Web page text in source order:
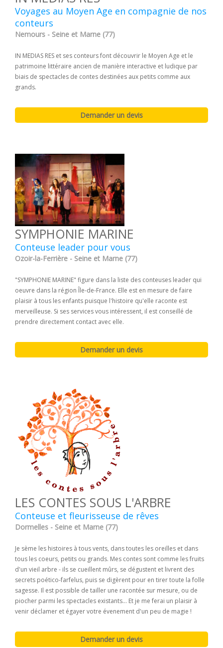
Voyages au Moyen Age en compagnie de nos
conteurs
Nemours - Seine et Marne (77)
IN MEDIAS RES et ses conteurs font découvrir le Moyen Age et le
patrimoine littéraire ancien de manière interactive et ludique par
biais de spectacles de contes destinées aux petits comme aux
grands.
SYMPHONIE MARINE
Conteuse leader pour vous
Ozoir-la-Ferrière - Seine et Marne (77)
"SYMPHONIE MARINE" figure dans la liste des conteuses leader qui
oeuvre dans la région Île-de-France. Elle est en mesure de faire
plaisir à tous les enfants puisque l'histoire qu'elle raconte est
merveilleuse. Si ses services vous intéressent, il est conseillé de
prendre directement contact avec elle.
LES CONTES SOUS L'ARBRE
Conteuse et fleurisseuse de rêves
Dormelles - Seine et Marne (77)
Je sème les histoires à tous vents, dans toutes les oreilles et dans
tous les coeurs, petits ou grands. Mes contes sont comme les fruits
d'un vieil arbre - ils se cueillent mûrs, se dégustent et livrent des
secrets poético-farfelus, puis se digèrent pour en tirer toute la folle
sagesse. Il est possible de tailler une racontée sur mesure, ou de
piocher parmi les spectacles existants... Et je me ferai un plaisir à
venir déclamer et égayer votre évenement d'un peu de magie !